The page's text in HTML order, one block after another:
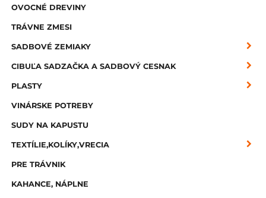
OVOCNÉ DREVINY
TRÁVNE ZMESI
SADBOVÉ ZEMIAKY
CIBUĽA SADZAČKA A SADBOVÝ CESNAK
PLASTY
VINÁRSKE POTREBY
SUDY NA KAPUSTU
TEXTÍLIE,KOLÍKY,VRECIA
PRE TRÁVNIK
KAHANCE, NÁPLNE